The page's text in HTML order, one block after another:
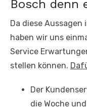
Bosch denn
Da diese
haben wir uns
Service
stellen können.
Der
die Woche